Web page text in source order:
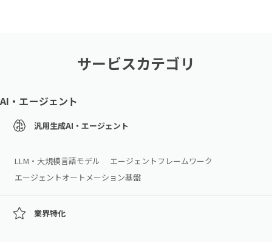
サービスカテゴリ
AI・エージェント
汎用生成AI・エージェント
LLM・大規模言語モデル
エージェントフレームワーク
エージェントオートメーション基盤
業界特化